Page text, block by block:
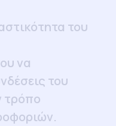
του
να
του
τρόπο